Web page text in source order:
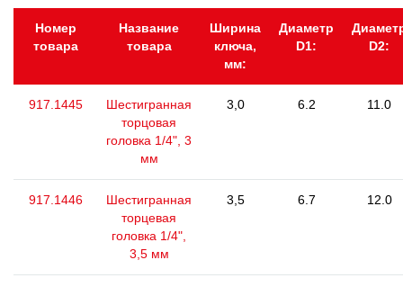
Номер
товара
Название
товара
Ширина
ключа,
мм:
Диаметр
D1:
D2:
917.1445
Шестигранная
торцовая
головка 1/4", 3
мм
3,0 6.2 11.0
917.1446
Шестигранная
торцевая
головка 1/4",
3,5 мм
3,5 6.7 12.0